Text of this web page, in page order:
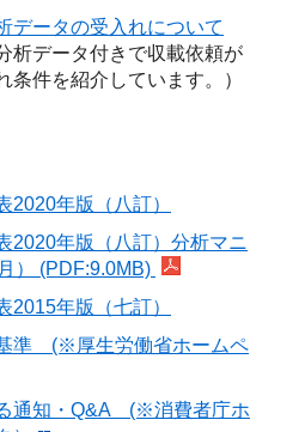
データの受入れについて
析データ付きで収載依頼が
条件を紹介しています。）
2020年版（八訂）
2020年版（八訂）分析マニ
） (PDF:9.0MB)
2015年版（七訂）
準 (※厚生労働省ホームペ
通知・Q&A (※消費者庁ホ